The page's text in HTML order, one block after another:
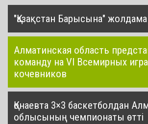
"Қазақстан Барысына"
Алматинская область
команду на VI Всемирных
кочевников
Қонаевта 3×3 баскетболдан
облысының чемпионаты өтті